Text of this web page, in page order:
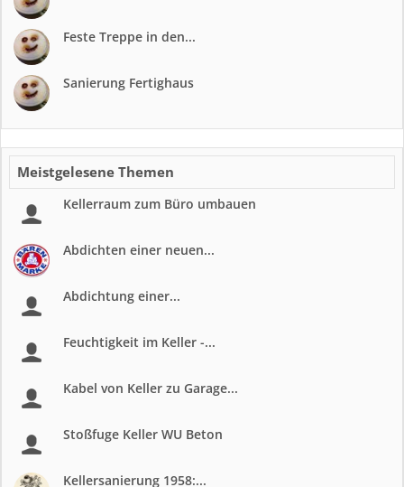
Feste Treppe in den...
Sanierung Fertighaus
Meistgelesene Themen
Kellerraum zum Büro umbauen
Abdichten einer neuen...
Abdichtung einer...
Feuchtigkeit im Keller -...
Kabel von Keller zu Garage...
Stoßfuge Keller WU Beton
Kellersanierung 1958:...